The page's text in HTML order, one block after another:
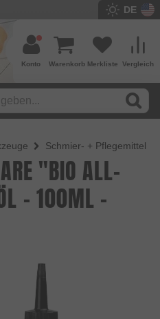
DE
Vergleich
Merkliste
Warenkorb
Konto
Schmier- + Pflegemittel
"BIO ALL-
- 100ML -